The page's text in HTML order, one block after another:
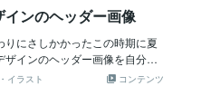
インのヘッダー画像
りにさしかかったこの時期に夏
ザインのヘッダー画像を自分の
に作成しました。自分で作って
コンテンツ
イラスト